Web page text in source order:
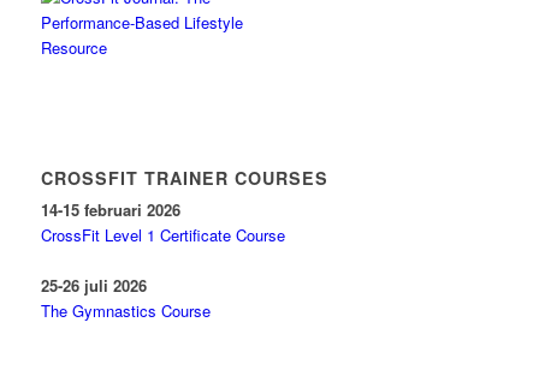
CROSSFIT TRAINER COURSES
14-15 februari 2026
CrossFit Level 1 Certificate Course
25-26 juli 2026
The Gymnastics Course